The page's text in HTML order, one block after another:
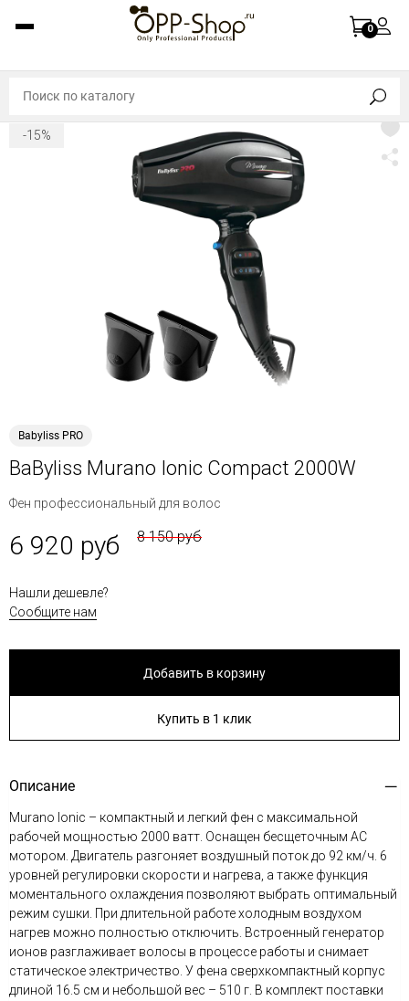
0
-15%
Babyliss PRO
BaByliss Murano Ionic Compact 2000W
Фен профессиональный для волос
6 920 руб 8 150 руб
Нашли дешевле?
Сообщите нам
Добавить в корзину
Купить в 1 клик
Описание
Murano Ionic – компактный и легкий фен с максимальной
рабочей мощностью 2000 ватт. Оснащен бесщеточным АС
мотором. Двигатель разгоняет воздушный поток до 92 км/ч. 6
уровней регулировки скорости и нагрева, а также функция
моментального охлаждения позволяют выбрать оптимальный
режим сушки. При длительной работе холодным воздухом
нагрев можно полностью отключить. Встроенный генератор
ионов разглаживает волосы в процессе работы и снимает
статическое электричество. У фена сверхкомпактный корпус
длиной 16.5 см и небольшой вес – 510 г. В комплект поставки